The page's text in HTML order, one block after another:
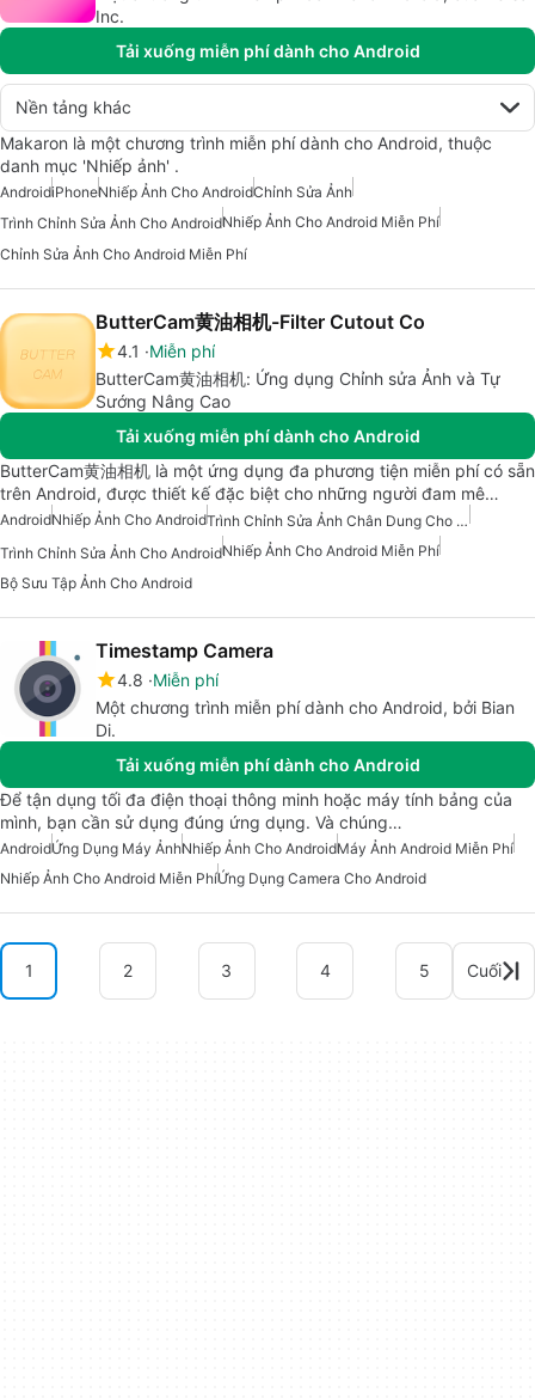
Inc.
Tải xuống miễn phí dành cho Android
Nền tảng khác
Makaron là một chương trình miễn phí dành cho Android, thuộc
danh mục 'Nhiếp ảnh' .
AndroidiPhoneNhiếp Ảnh Cho AndroidChỉnh Sửa Ảnh
Trình Chỉnh Sửa Ảnh Cho AndroidNhiếp Ảnh Cho Android Miễn Phí
Chỉnh Sửa Ảnh Cho Android Miễn Phí
ButterCam黄油相机-Filter Cutout Co
4.1
Miễn phí
ButterCam黄油相机: Ứng dụng Chỉnh sửa Ảnh và Tự
Sướng Nâng Cao
Tải xuống miễn phí dành cho Android
ButterCam黄油相机 là một ứng dụng đa phương tiện miễn phí có sẵn
trên Android, được thiết kế đặc biệt cho những người đam mê…
AndroidNhiếp Ảnh Cho Android
Trình Chỉnh Sửa Ảnh Chân Dung Cho Android
Trình Chỉnh Sửa Ảnh Cho AndroidNhiếp Ảnh Cho Android Miễn Phí
Bộ Sưu Tập Ảnh Cho Android
Timestamp Camera
4.8 Miễn phí
Một chương trình miễn phí dành cho Android, bởi Bian
Di.
Tải xuống miễn phí dành cho Android
Để tận dụng tối đa điện thoại thông minh hoặc máy tính bảng của
mình, bạn cần sử dụng đúng ứng dụng. Và chúng…
AndroidỨng Dụng Máy ẢnhNhiếp Ảnh Cho AndroidMáy Ảnh Android Miễn Phí
Nhiếp Ảnh Cho Android Miễn PhíỨng Dụng Camera Cho Android
1 2 3 4 5 Cuối